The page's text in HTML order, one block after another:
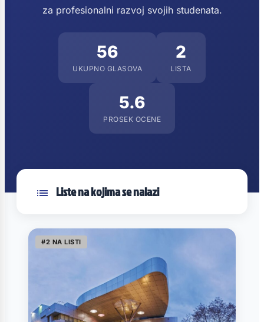
za profesionalni razvoj svojih studenata.
56
UKUPNO GLASOVA
2
LISTA
5.6
PROSEK OCENE
Liste na kojima se nalazi
#2 NA LISTI